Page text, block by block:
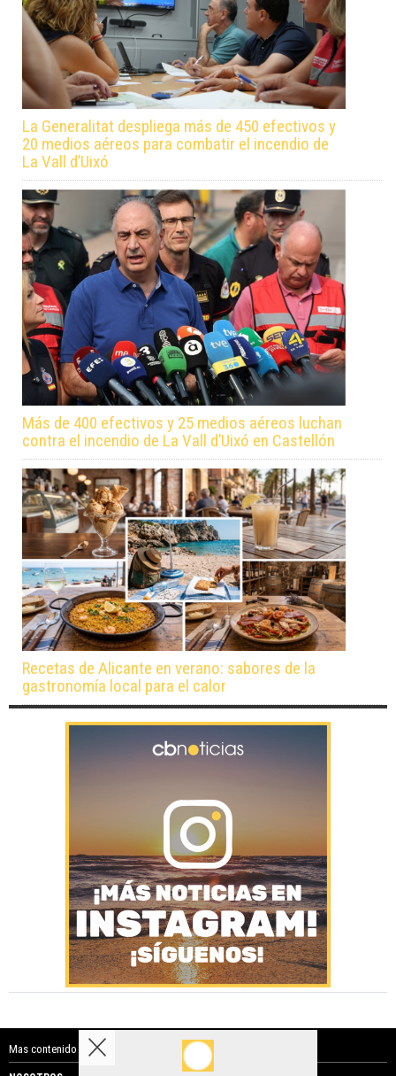
La Generalitat despliega más de 450 efectivos y
20 medios aéreos para combatir el incendio de
La Vall d’Uixó
Más de 400 efectivos y 25 medios aéreos luchan
contra el incendio de La Vall d’Uixó en Castellón
Recetas de Alicante en verano: sabores de la
gastronomía local para el calor
Mas contenido de Costa Blanca Noticias: